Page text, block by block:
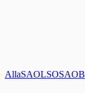
AllaSAOLSOSAOB